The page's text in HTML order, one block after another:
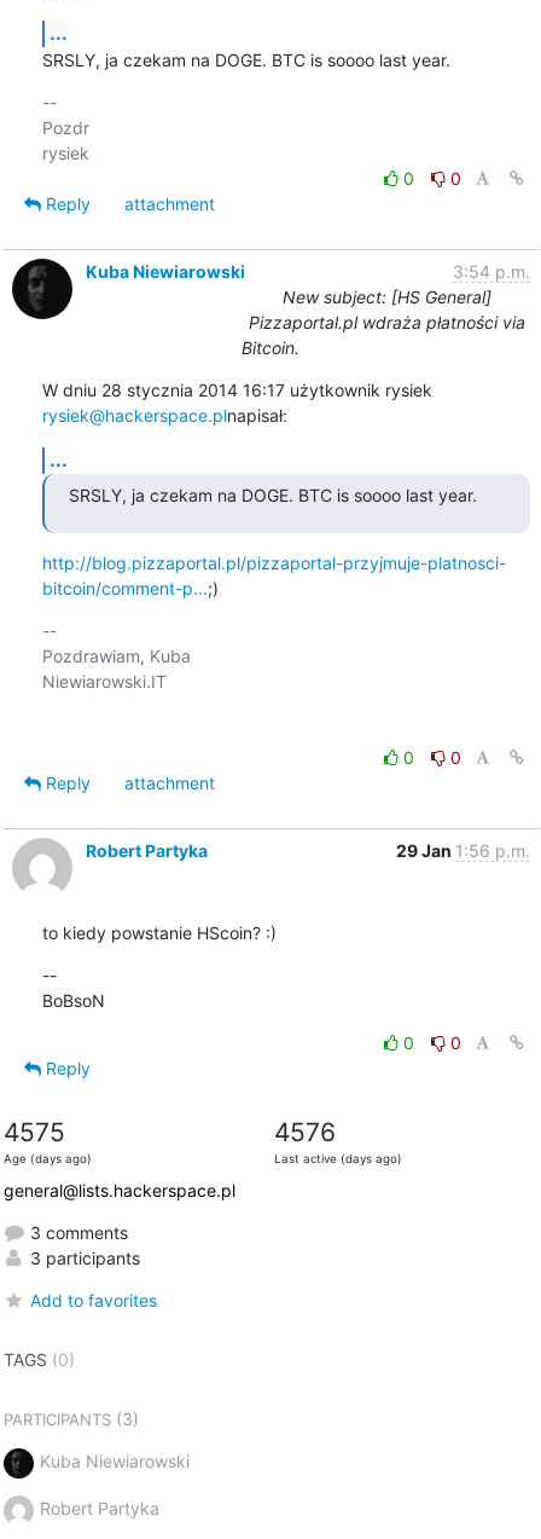
...
SRSLY, ja czekam na DOGE. BTC is soooo last year.
--
Pozdr
0
0
Reply
attachment
Kuba Niewiarowski
3:54 p.m.
New subject: [HS General]
Pizzaportal.pl wdraża płatności via
Bitcoin.
rysiek@hackerspace.plnapisał:
...
SRSLY, ja czekam na DOGE. BTC is soooo last year.
http://blog.pizzaportal.pl/pizzaportal-przyjmuje-platnosci-
bitcoin/comment-p...;)
--
Pozdrawiam, Kuba
Niewiarowski.IT
0
0
Reply
attachment
Robert Partyka 29 Jan 1:56 p.m.
to kiedy powstanie HScoin? :)
--
BoBsoN
0
0
Reply
4575
Age (days ago)
4576
Last active (days ago)
general@lists.hackerspace.pl
3 comments
3 participants
Add to favorites
TAGS (0)
PARTICIPANTS(3)
Kuba Niewiarowski
Robert Partyka